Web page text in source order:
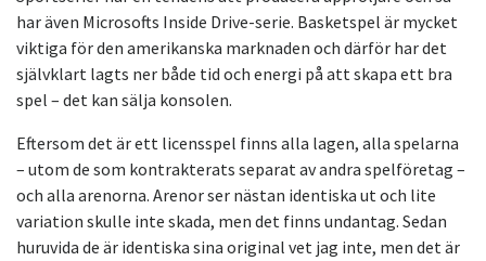
har även Microsofts Inside Drive-serie. Basketspel är mycket
viktiga för den amerikanska marknaden och därför har det
självklart lagts ner både tid och energi på att skapa ett bra
spel – det kan sälja konsolen.
Eftersom det är ett licensspel finns alla lagen, alla spelarna
– utom de som kontrakterats separat av andra spelföretag –
och alla arenorna. Arenor ser nästan identiska ut och lite
variation skulle inte skada, men det finns undantag. Sedan
huruvida de är identiska sina original vet jag inte, men det är